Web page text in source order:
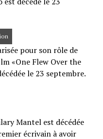
pour son rôle de
«One Flew Over the
le 23 septembre.
Mantel est décédée
écrivain à avoir